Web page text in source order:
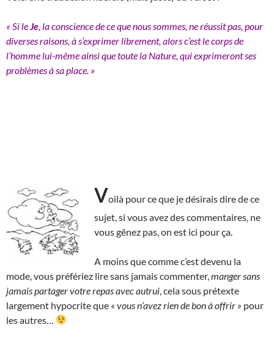
« Si le Je , la conscience de ce que nous sommes, ne réussit pas, pour
diverses raisons, à s’exprimer librement, alors c’est le corps de
l’homme lui-même ainsi que toute la Nature, qui exprimeront ses
problèmes à sa place. »
Voilà pour ce que je désirais dire de ce
sujet, si vous avez des commentaires, ne
vous gênez pas, on est ici pour ça.
A moins que comme c’est devenu la
mode, vous préfériez lire sans jamais commenter, manger sans
jamais partager votre repas avec autrui , cela sous prétexte
largement hypocrite que « vous n’avez rien de bon à offrir » pour
les autres…